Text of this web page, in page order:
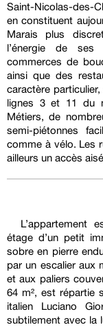
Saint-Nicolas-des-
en constituent
Marais plus
l’énergie de
commerces de
ainsi que des
caractère
lignes 3 et 11 du
Métiers, de
semi-piétonnes
comme à vélo. Les
ailleurs un accès
L’appartement
étage d’un petit
sobre en pierre
par un escalier aux
et aux paliers
64 m², est répartie
italien Luciano
subtilement avec la